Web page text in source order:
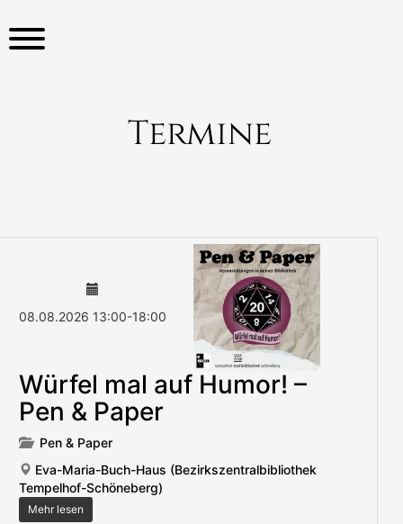
Termine
08.08.2026 13:00-18:00
Würfel mal auf Humor! –
Pen & Paper
Pen & Paper
Eva-Maria-Buch-Haus (Bezirkszentralbibliothek
Tempelhof-Schöneberg)
Mehr lesen